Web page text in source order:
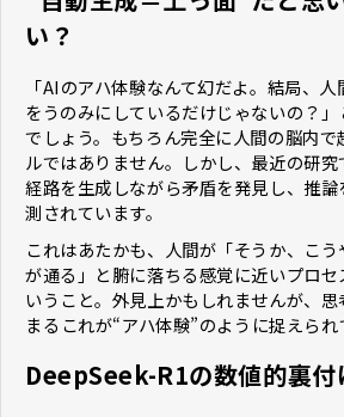
い？
「AIのアハ体験なんて幻だよ。結局、
をうのみにしているだけじゃないの？」
でしょう。もちろん完全に人間の脳内
ルではありません。しかし、最近の研
経路を生成しながら矛盾を発見し、推
測されています。
これはあたかも、人間が「そうか、こ
が通る」と腑に落ちる感覚に近いプロ
いうこと。外見上かもしれませんが、
まる――これが“アハ体験”のように捉えら
DeepSeek-R1の数値的裏付